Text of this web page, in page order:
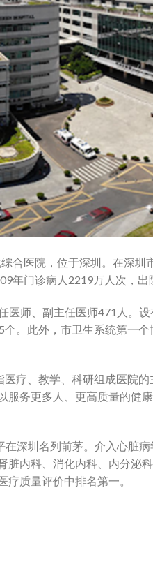
合医院，位于深圳。在深圳
年门诊病人2219万人次，出
师、副主任医师471人。设
。此外，市卫生系统第一
疗、教学、科研组成医院的
务更多人、更高质量的健
深圳名列前茅。介入心脏病
内科、消化内科、内分泌
质量评价中排名第一。